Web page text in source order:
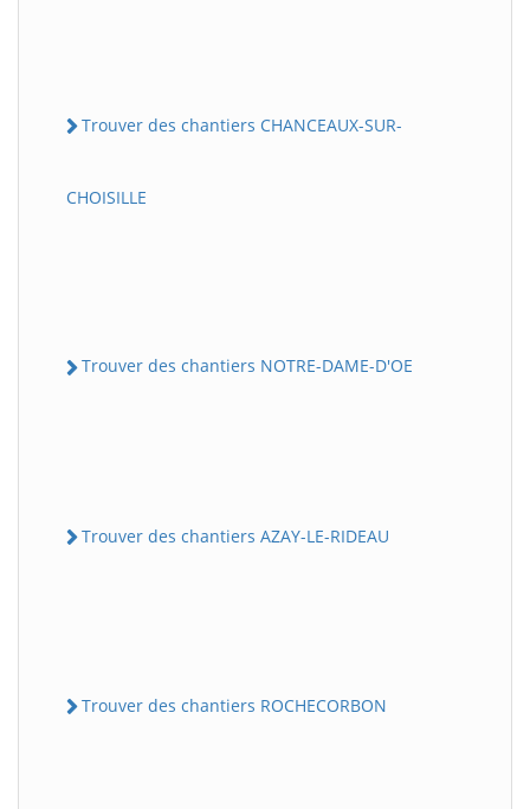
Trouver des chantiers CHANCEAUX-SUR-
CHOISILLE
Trouver des chantiers NOTRE-DAME-D'OE
Trouver des chantiers AZAY-LE-RIDEAU
Trouver des chantiers ROCHECORBON